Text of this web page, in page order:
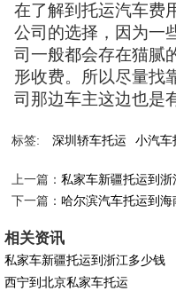
在了解到托运汽车费
公司的选择，因为一
司一般都会存在猫腻
形收费。所以尽量找
司那边车主这边也是
标签: 深圳轿车托运 小汽车
上一篇：私家车新疆托运到浙
下一篇：哈尔滨汽车托运到海
相关资讯
私家车新疆托运到浙江多少钱
西宁到北京私家车托运